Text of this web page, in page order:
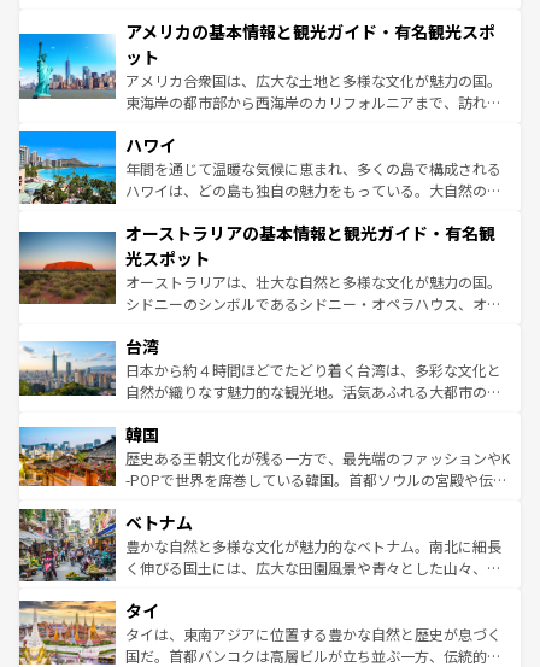
ンツ一覧を参照してほしい。
の建物がそのまま残る町や、スイスならではのユニークな
博物館もあり、アルプス観光だけでなく町歩きも満喫する
ことができる。国民の所得が高いため物価も高いが、旅行
者向けの交通パス提供のサービスもあり、うまく活用すれ
着のスイス情報は
アメリカの基本情報と観光ガイド・有名観光スポ
ット
アメリカ合衆国は、広大な土地と多様な文化が魅力の国。
東海岸の都市部から西海岸のカリフォルニアまで、訪れる
のような巨大都市は、観光、ショッピング、エンターテイ
ンメントが詰まった刺激的なスポットだ。一方、アメリカ
西部には大自然が広がり、グランドキャニオンやイエロー
部のニューオーリンズでは、音楽と美食が融合した独特の
文化が魅力。旅行者はアメリカの各地域で異なる魅力を楽
しみながら、その多様性と豊かな歴史を感じることができ
るだろう。車でのロードトリップや列車の旅も、アメリカ
情報は
ハワイ
年間を通じて温暖な気候に恵まれ、多くの島で構成される
ハワイは、どの島も独自の魅力をもっている。大自然の神
ワイ島は見逃せない。また、定番の観光地といえばオアフ
島だが、静かな自然を求めるならマウイ島やカウアイ島が
おすすめ。エメラルドグリーンに輝く海をはじめ、豊かな
文化や歴史が息づいている。「アロハスピリット」と呼ば
人々、おいしいローカルフードやハワイアンミュージッ
ク、伝統的なフラダンスなど、すべてがハワイの魅力を彩
っている。訪れるたびに新しい発見と感動が待っているハ
はコンテンツ一覧
オーストラリアの基本情報と観光ガイド・有名観
光スポット
オーストラリアは、壮大な自然と多様な文化が魅力の国。
シドニーのシンボルであるシドニー・オペラハウス、オー
リアリーフや大陸中央部にそびえるウルル（エアーズロッ
ク）、タスマニアの美しい原生林やケアンズの熱帯雨林な
ど、見どころがたくさん。また、カフェやワイン、オージ
いる。アクティビティも充実しており、サーフィンやダイ
ビング、ハイキングなど、アウトドア好きにはたまらな
い。オーストラリアの多彩な魅力を存分に味わいつくそ
参照してほしい。
台湾
日本から約４時間ほどでたどり着く台湾は、多彩な文化と
自然が織りなす魅力的な観光地。活気あふれる大都市の台
ン）、静ひつな山岳地帯である台湾東部など、都市の喧騒
と山間の静けさが共存しており、訪れる人に新しい発見と
驚きをもたらしてくれる。また、奥深い台湾の食文化も魅
容にもいいと評判のスイーツなど、バラエティ豊かな料理
が味わえる。 なお、新着の台湾情報は コンテンツ一覧を参
照してほしい。
韓国
歴史ある王朝文化が残る一方で、最先端のファッションやK
-POPで世界を席巻している韓国。首都ソウルの宮殿や伝統
き、地方に足を延ばせば四季折々の自然美を楽しむことが
できる。そして、キムチや焼肉、絶品のストリートフード
まで、さまざまな韓国料理が待っている。夜には、韓国な
リティに包まれながら、韓国の多彩な魅力を心ゆくまで味
わってみてほしい。 なお、新着の韓国情報はコンテンツ一
覧を参照してほしい。
ベトナム
豊かな自然と多様な文化が魅力的なベトナム。南北に細長
く伸びる国土には、広大な田園風景や青々とした山々、世
急速な発展と共に伝統が息づく。ハノイの古い町並みやホ
ーチミン市のフランス統治時代の建物も、独特の雰囲気を
醸し出している。また、バラエティの豊かさとおいしさで
タイ
タイは、東南アジアに位置する豊かな自然と歴史が息づく
国だ。首都バンコクは高層ビルが立ち並ぶ一方、伝統的な